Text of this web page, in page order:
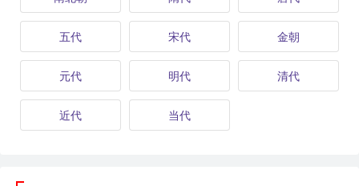
五代 宋代 金朝
元代 明代 清代
近代 当代